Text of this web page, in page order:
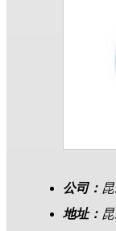
公司：
地址：